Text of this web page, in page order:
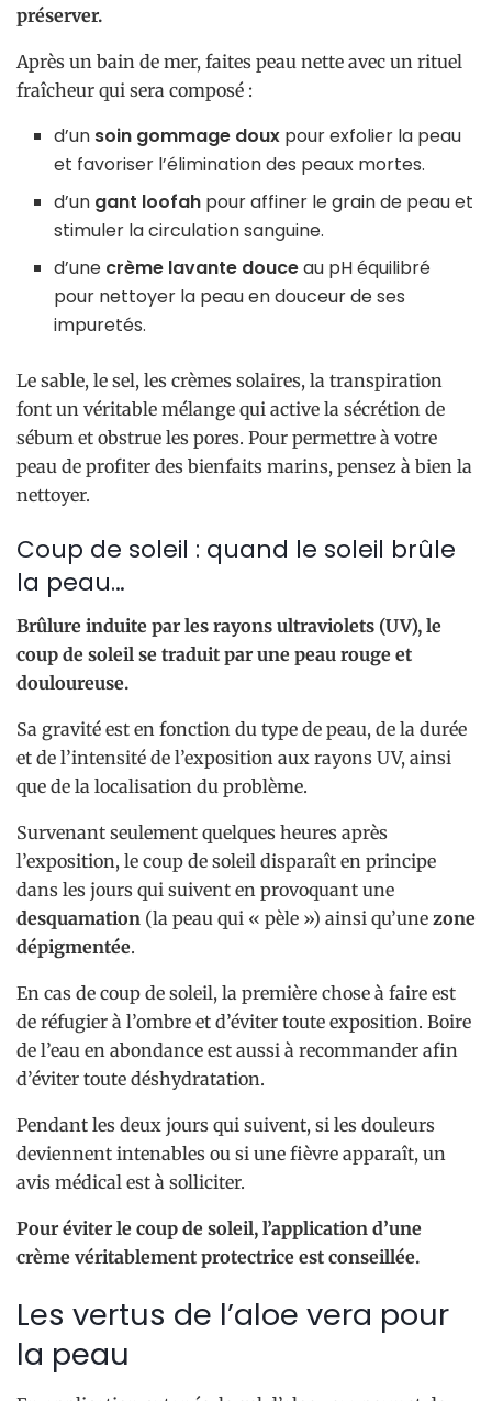
préserver.
Après un bain de mer, faites peau nette avec un rituel
fraîcheur qui sera composé :
d’un soin gommage doux pour exfolier la peau
et favoriser l’élimination des peaux mortes.
d’un gant loofah pour affiner le grain de peau et
stimuler la circulation sanguine.
d’une crème lavante douceau pH équilibré
pour nettoyer la peau en douceur de ses
impuretés.
Le sable, le sel, les crèmes solaires, la transpiration
font un véritable mélange qui active la sécrétion de
sébum et obstrue les pores. Pour permettre à votre
peau de profiter des bienfaits marins, pensez à bien la
nettoyer.
Coup de soleil : quand le soleil brûle
la peau…
Brûlure induite par les rayons ultraviolets (UV), le
coup de soleil se traduit par une peau rouge et
douloureuse.
Sa gravité est en fonction du type de peau, de la durée
et de l’intensité de l’exposition aux rayons UV, ainsi
que de la localisation du problème.
Survenant seulement quelques heures après
l’exposition, le coup de soleil disparaît en principe
dans les jours qui suivent en provoquant une
desquamation (la peau qui « pèle ») ainsi qu’une zone
dépigmentée.
En cas de coup de soleil, la première chose à faire est
de réfugier à l’ombre et d’éviter toute exposition. Boire
de l’eau en abondance est aussi à recommander afin
d’éviter toute déshydratation.
Pendant les deux jours qui suivent, si les douleurs
deviennent intenables ou si une fièvre apparaît, un
avis médical est à solliciter.
Pour éviter le coup de soleil, l’application d’une
crème véritablement protectrice est conseillée.
Les vertus de l’aloe vera pour
la peau